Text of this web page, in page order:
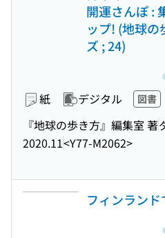
開運さんぽ :
ップ! (地球
ズ ; 24)
紙 デジタル 図書
『地球の歩き方』編集室 著
2020.11<Y77-M2062>
フィンラン